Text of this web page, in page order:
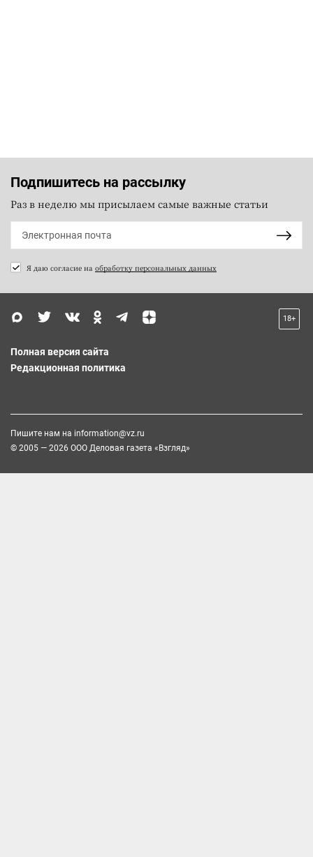
Подпишитесь на рассылку
Раз в неделю мы присылаем самые важные статьи
Я даю согласие на обработку персональных данных
18+
Полная версия сайта
Редакционная политика
Пишите нам на information@vz.ru
© 2005 — 2026 ООО Деловая газета «Взгляд»